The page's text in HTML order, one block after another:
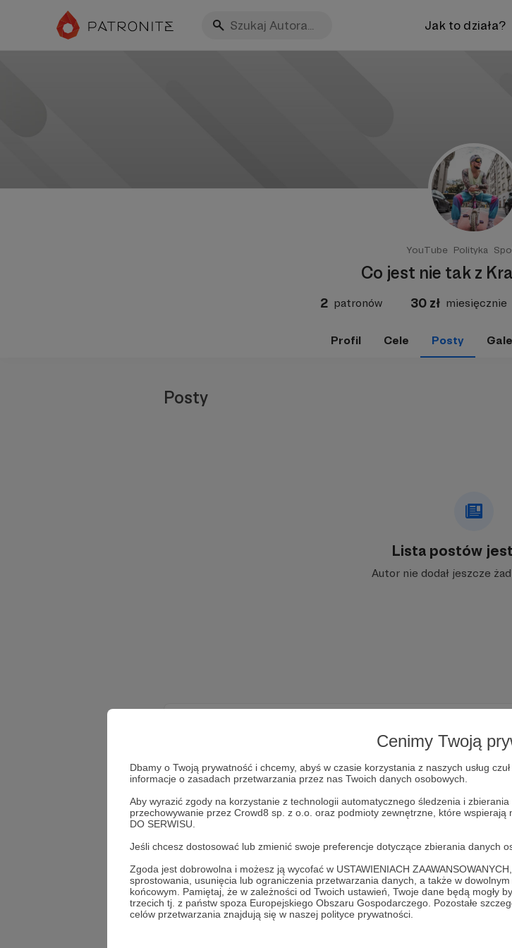
Cenimy Twoją
Dbamy o Twoją prywatność i chcemy, abyś w czasie korzystania z naszych usług
informacje o zasadach przetwarzania przez nas Twoich danych osobowych.
Aby wyrazić zgody na korzystanie z technologii automatycznego śledzenia i
przechowywanie przez Crowd8 sp. z o.o. oraz podmioty zewnętrzne, które wspierają
DO SERWISU.
Jeśli chcesz dostosować lub zmienić swoje preferencje dotyczące zbierania danych
Zgoda jest dobrowolna i możesz ją wycofać w USTAWIENIACH
sprostowania, usunięcia lub ograniczenia przetwarzania danych, a także w
końcowym. Pamiętaj, że w zależności od Twoich ustawień, Twoje dane będą mogły
trzecich tj. z państw spoza Europejskiego Obszaru Gospodarczego. Pozostałe
celów przetwarzania znajdują się w naszej polityce prywatności.
Jak to działa?
YouTube Polityka
Co jest nie tak z
2 patronów 30 zł miesięcznie
Profil Cele Posty
Posty
Lista postów
Autor nie dodał jeszcze
Dołącz do grona
Wesprzyj działalność Autora Co jest nie
Zostań